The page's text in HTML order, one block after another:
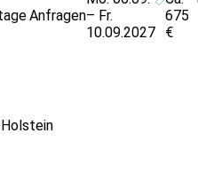
Anfragen– Fr.
10.09.2027
675
€